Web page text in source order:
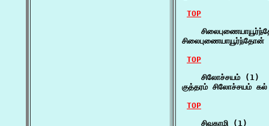
TOP
TOP
    சிலோச்சயம் (1)
குத்தரம் சிலோச்சயம்
TOP
    சிவகாமி (1)